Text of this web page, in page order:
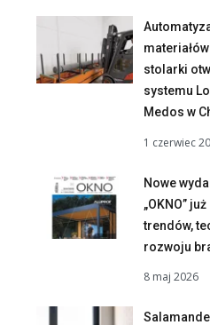
stolarki
systemu
Medos w
1 czerwiec
Nowe
„OKNO”
trendów,
rozwoju
8 maj 2026